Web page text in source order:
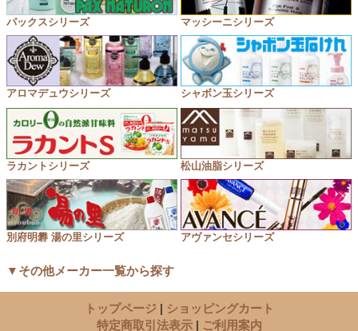
パックスシリーズ マッシーニシリーズ
アロマデュウシリーズ シャボン玉シリーズ
ラカントシリーズ 松山油脂シリーズ
別府明礬 湯の里シリーズ アヴァンセシリーズ
▼その他メーカー一覧から探す
トップページ | ショッピングカート
特定商取引法表示 | ご利用案内